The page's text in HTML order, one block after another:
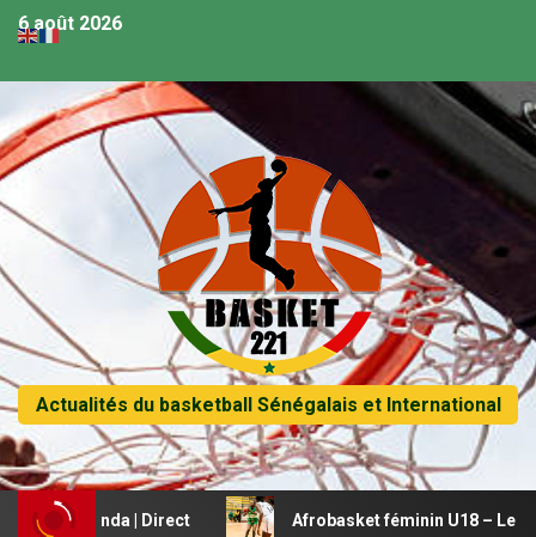
6 août 2026
Actualités du basketball Sénégalais et International
| Direct Afrobasket féminin U18 – Le Mali